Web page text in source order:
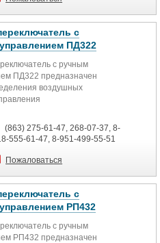
Вода, горячая вода,
газы, масла,
азотная кислота,
нержавеющая
PTFE
1,6 МПа
ППР
с
ПД322
с ручным
ПД322 предназначен
воздушных
характеристики:
мкм)
G¼"
0…0,8 МПа
0…60°C
(863) 275-61-47, 268-07-37, 8-
555-61-47, 8-951-499-55-51
Пожаловаться
с
РП432
с ручным
РП432 предназначен